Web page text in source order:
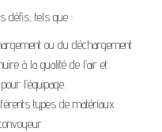
défis, tels que :
ou du déchargement
à la qualité de l’air et
l’équipage.
types de matériaux